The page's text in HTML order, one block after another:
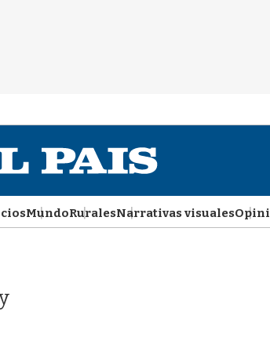
MundoRuralesNarrativas visuales